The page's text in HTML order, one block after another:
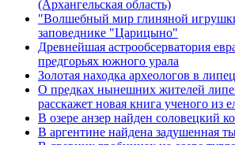
(Архангельская область)
"Волшебный мир глиняной
заповеднике "Царицыно"
Древнейшая астрообсерватория
предгорьях южного урала
Золотая находка археологов в
О предках нынешних жителей
расскажет новая книга ученого из
В озере анзер найден соловецкий
В аргентине найдена задушенная